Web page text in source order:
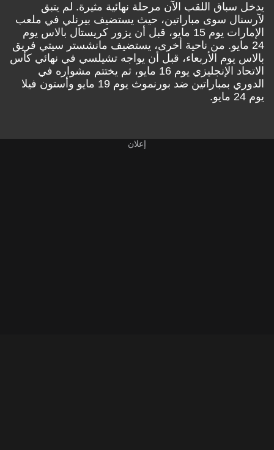
يدخل سباق اللقب الآن مرحلة نهائية مثيرة. لم يتبق
لآرسنال سوى مباراتين، حيث يستضيف بيرنلي في ملعب
الإمارات يوم 15 مايو، قبل أن يزور كريستال بالاس يوم
24 مايو. من ناحية أخرى، يستضيف مانشستر سيتي فريق
بالاس يوم الأربعاء، قبل أن يواجه تشيلسي في نهائي كأس
الاتحاد الإنجليزي يوم 16 مايو، ثم يختتم مشواره في
الدوري بمباراتين ضد بورنموث يوم 19 مايو وأستون فيلا
يوم 24 مايو.